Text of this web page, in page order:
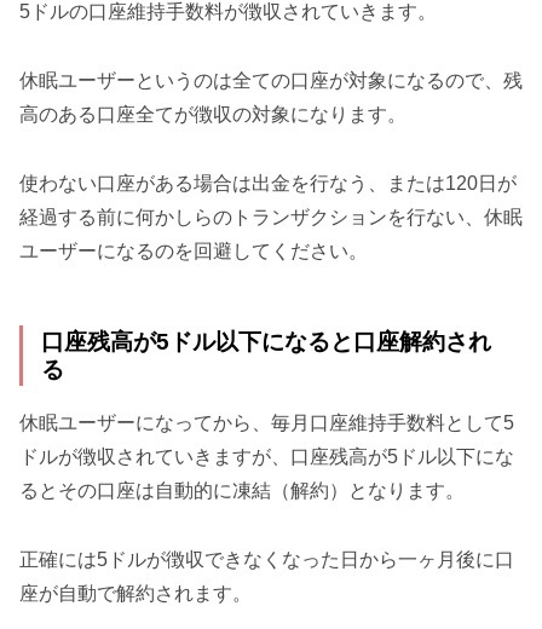
5ドルの口座維持手数料が徴収されていきます。
休眠ユーザーというのは全ての口座が対象になるので、残
高のある口座全てが徴収の対象になります。
使わない口座がある場合は出金を行なう、または120日が
経過する前に何かしらのトランザクションを行ない、休眠
ユーザーになるのを回避してください。
口座残高が5ドル以下になると口座解約され
る
休眠ユーザーになってから、毎月口座維持手数料として5
ドルが徴収されていきますが、口座残高が5ドル以下にな
るとその口座は自動的に凍結（解約）となります。
正確には5ドルが徴収できなくなった日から一ヶ月後に口
座が自動で解約されます。